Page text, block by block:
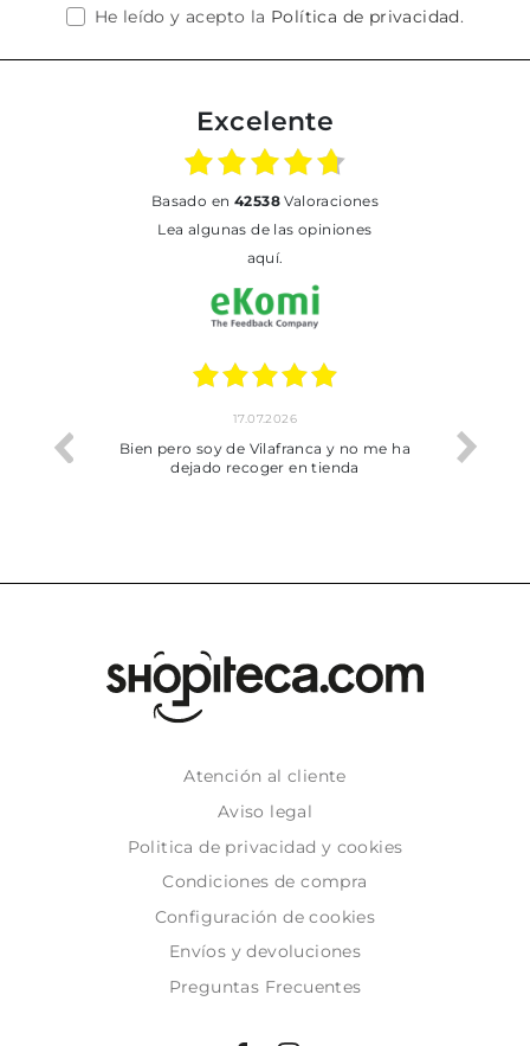
He leído y acepto la Política de privacidad.
Excelente
basado en 42538Valoraciones
Lea algunas de las opiniones
aquí.
trobat
17.07.2026
Bien pero soy de Vilafranca y no me ha
dejado recoger en tienda
Atención al cliente
Aviso legal
Politica de privacidad y cookies
Condiciones de compra
Configuración de cookies
Envíos y devoluciones
Preguntas Frecuentes